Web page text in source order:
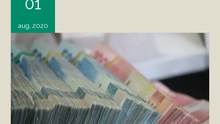
aug, 2020